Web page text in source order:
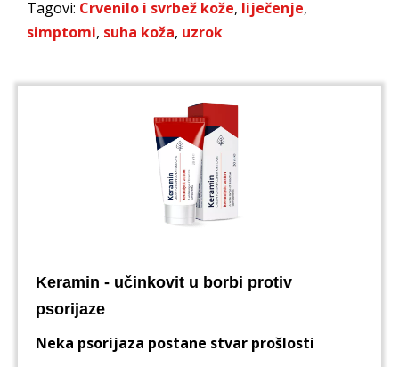
Tagovi: Crvenilo i svrbež kože, liječenje,
simptomi, suha koža, uzrok
Keramin - učinkovit u borbi protiv
psorijaze
Neka psorijaza postane stvar prošlosti